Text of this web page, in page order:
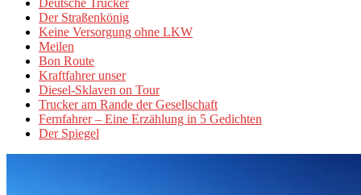
Der Straßenkönig
Keine Versorgung ohne LKW
Meilen
Bon Route
Kraftfahrer unser
Diesel-Sklaven on Tour
Trucker am Rande der Gesellschaft
Fernfahrer – Eine Erzählung in 5 Gedichten
Der Spiegel